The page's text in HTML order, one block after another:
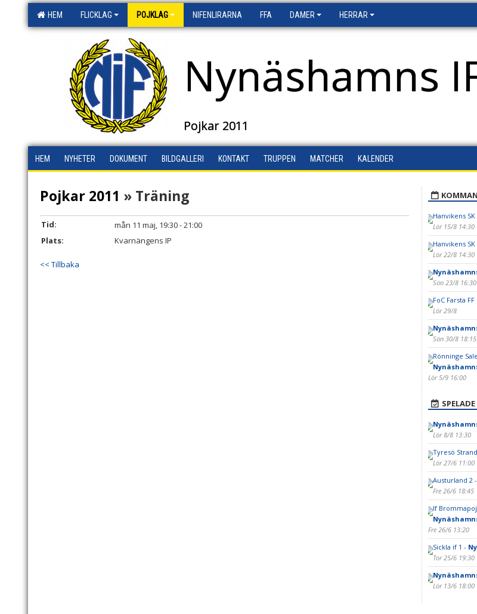
HEM FLICKLAG POJKLAG NIFENLIRARNA FFA DAMER HERRAR
Nynäshamns
Pojkar 2011
HEM NYHETER DOKUMENT BILDGALLERI KONTAKT TRUPPEN MATCHER KALENDER
Pojkar 2011 » Träning
Tid:
mån 11 maj, 19:30 - 21:00
Plats:
Kvarnängens IP
<< Tillbaka
Hanvikens SK
Lör 15/8 14:30
Hanvikens SK
Lör 22/8 14:30
Sön 23/8 16:30
FoC Farsta FF
Lör 29/8
Sön 30/8 18:15
Rönninge
Lör 5/9 16:00
Lör 8/8 13:30
Tyresö
Lör 27/6 11:00
Austurland 2 -
Fre 26/6 18:45
If
Fre 26/6 13:20
Sickla if 1 -
Tor 25/6 19:30
Lör 13/6 18:00